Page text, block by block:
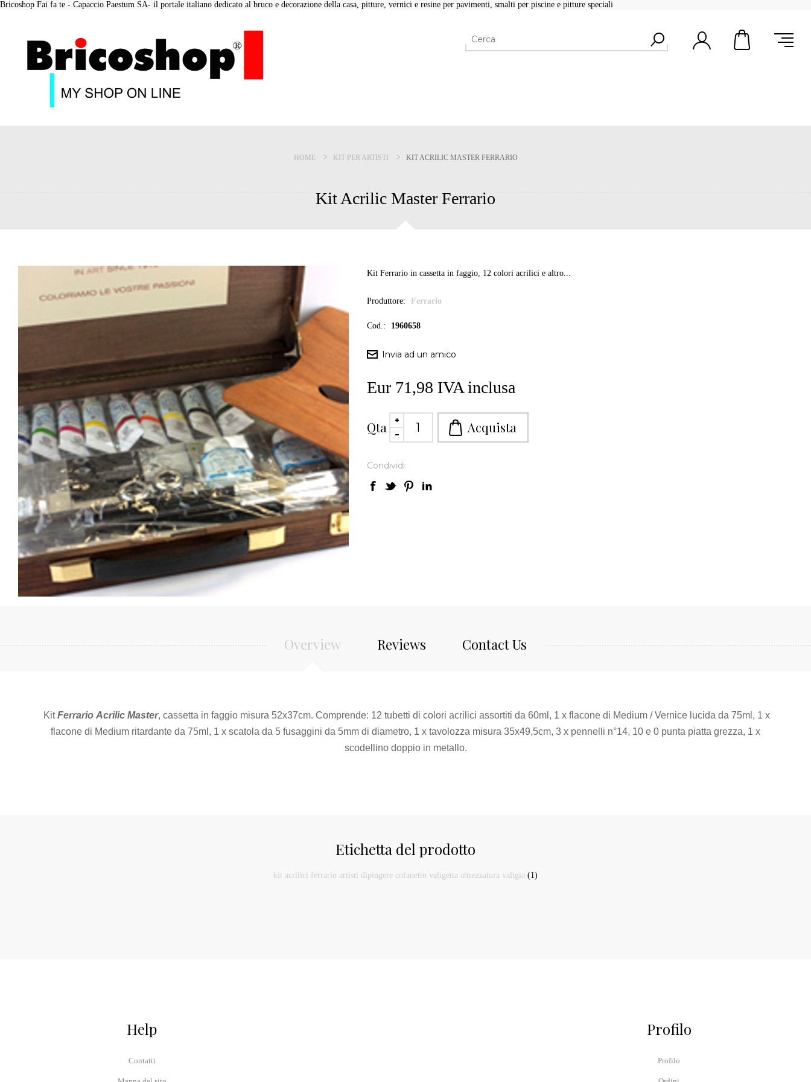
Bricoshop Fai fa te - Capaccio Paestum SA- il portale italiano dedicato al bruco e decorazione della casa, pitture, vernici e resine per pavimenti, smalti per piscine e pitture speciali
HOME KIT PER ARTISTI KIT ACRILIC MASTER FERRARIO
Kit Acrilic Master Ferrario
Kit Ferrario in cassetta in faggio, 12 colori acrilici e altro...
Produttore: Ferrario
Cod.: 1960658
Eur 71,98 IVA inclusa
Qta
Condividi:
Overview Reviews Contact Us
KitFerrario Acrilic Master, cassetta in faggio misura 52x37cm. Comprende: 12 tubetti di colori acrilici assortiti da 60ml, 1 x flacone di Medium / Vernice lucida da 75ml, 1 x
flacone di Medium ritardante da 75ml, 1 x scatola da 5 fusaggini da 5mm di diametro, 1 x tavolozza misura 35x49,5cm, 3 x pennelli n°14, 10 e 0 punta piatta grezza, 1 x
scodellino doppio in metallo.
Etichetta del prodotto
kit acrilici ferrario artisti dipingere cofanetto valigetta attrezzatura valigia (1)
Help
Contatti
Profilo
Profilo